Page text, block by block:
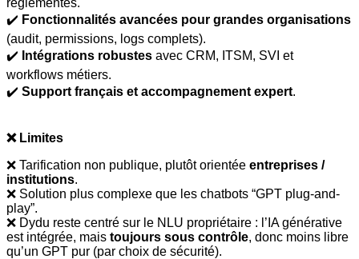
✔️ Fonctionnalités avancées pour grandes organisations
(audit, permissions, logs complets).
✔️ Intégrations robustes avec CRM, ITSM, SVI et
workflows métiers.
✔️ Support français et accompagnement expert.
❌ Limites
❌ Tarification non publique, plutôt orientée entreprises /
institutions.
❌ Solution plus complexe que les chatbots “GPT plug-and-
play”.
❌ Dydu reste centré sur le NLU propriétaire : l ’ IA générative
est intégrée, mais toujours sous contrôle, donc moins libre
qu’un GPT pur (par choix de sécurité).